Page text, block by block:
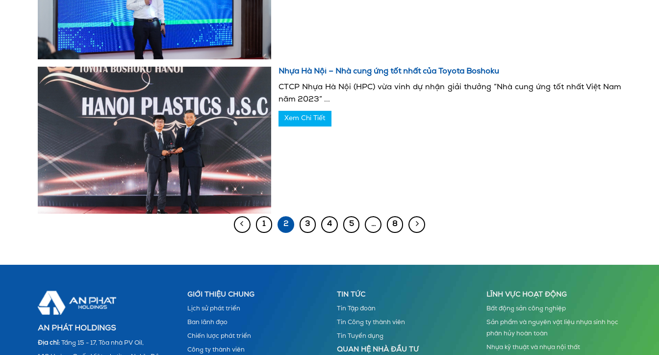
Nhựa Hà Nội – Nhà cung ứng tốt nhất của Toyota Boshoku
CTCP Nhựa Hà Nội (HPC) vừa vinh dự nhận giải thưởng “Nhà cung ứng tốt nhất Việt Nam
năm 2023” ...
Xem Chi Tiết
1 2 3 4 5 … 8
AN PHÁT HOLDINGS
Địa chỉ: Tầng 15 - 17, Tòa nhà PV Oil,
GIỚI THIỆU CHUNG
Lịch sử phát triển
Ban lãnh đạo
Chiến lược phát triển
Công ty thành viên
TIN TỨC
Tin Tập đoàn
Tin Công ty thành viên
Tin Tuyển dụng
QUAN HỆ NHÀ ĐẦU TƯ
LĨNH VỰC HOẠT ĐỘNG
Bất động sản công nghiệp
Sản phẩm và nguyên vật liệu nhựa sinh học
phân hủy hoàn toàn
Nhựa kỹ thuật và nhựa nội thất